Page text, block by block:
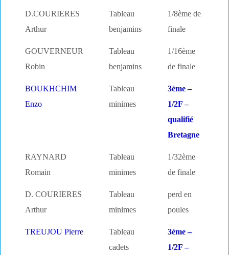
D.COURIERES
Arthur
Tableau
benjamins
1/8ème de
finale
GOUVERNEUR
Robin
Tableau
benjamins
1/16ème
de finale
BOUKHCHIM
Enzo
Tableau
minimes
3ème –
1/2F –
qualifié
Bretagne
RAYNARD
Romain
Tableau
minimes
1/32ème
de finale
D. COURIERES
Arthur
Tableau
minimes
perd en
poules
TREUJOU Pierre
Tableau
cadets
3ème –
1/2F –